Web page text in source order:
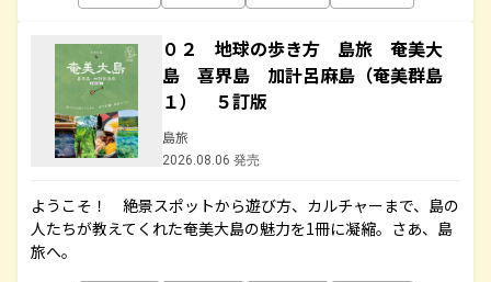
０２ 地球の歩き方 島旅 奄美大
島 喜界島 加計呂麻島（奄美群島
１） ５訂版
島旅
2026.08.06 発売
ようこそ！ 絶景スポットから遊び方、カルチャーまで、島の
人たちが教えてくれた奄美大島の魅力を1冊に凝縮。さあ、島
旅へ。